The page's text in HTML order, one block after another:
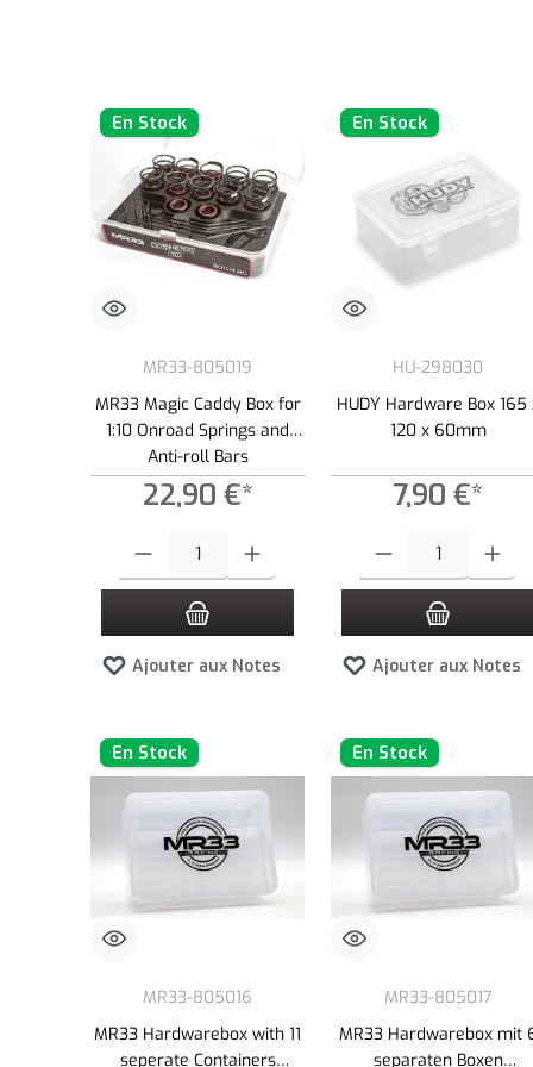
En Stock
MR33-805019
MR33 Magic Caddy Box for
1:10 Onroad Springs and
Anti-roll Bars
(Mugen/ARC/Xray/Schuma
cher)
22,90 €*
Ajouter aux Notes
En Stock
HU-298030
HUDY Hardware Box 165
120 x 60mm
7,90 €*
Ajouter aux Notes
En Stock
MR33-805016
MR33 Hardwarebox with 11
seperate Containers
En Stock
MR33-805017
MR33 Hardwarebox mit
separaten Boxen